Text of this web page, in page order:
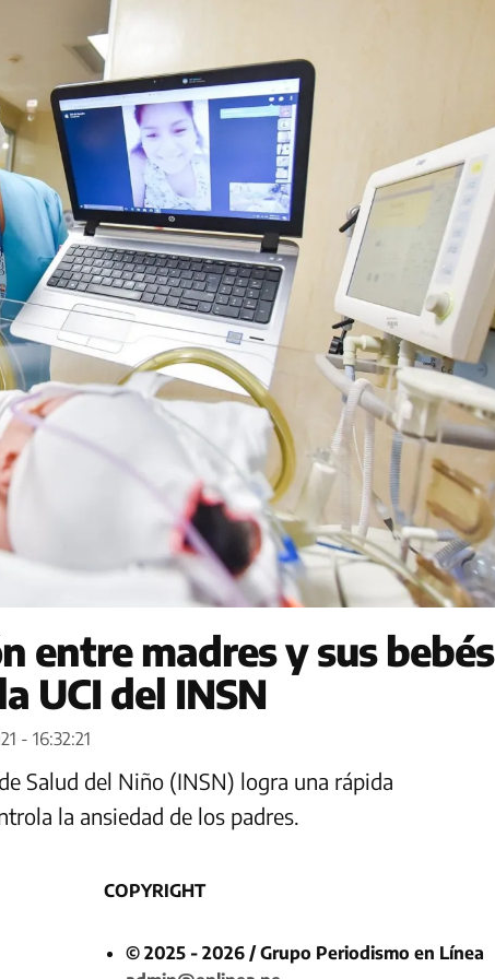
entre madres y sus bebés
UCI del INSN
- 16:32:21
Salud del Niño (INSN) logra una rápida
la ansiedad de los padres.
COPYRIGHT
© 2025 - 2026 / Grupo Periodismo en Línea